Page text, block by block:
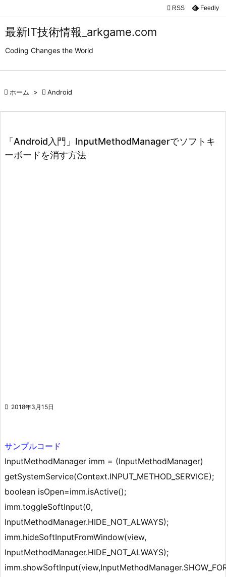
最新IT技術情報_arkgame.com
Coding Changes the World


検索
 RSS Feedly
 ホーム >  Android
「Android入門」InputMethodManagerでソフトキ
ーボードを消す方法
 2018年3月15日
サンプルコード
InputMethodManager imm = (InputMethodManager)
getSystemService(Context.INPUT_METHOD_SERVICE);
boolean isOpen=imm.isActive();
imm.toggleSoftInput(0,
InputMethodManager.HIDE_NOT_ALWAYS);
imm.hideSoftInputFromWindow(view,
InputMethodManager.HIDE_NOT_ALWAYS);